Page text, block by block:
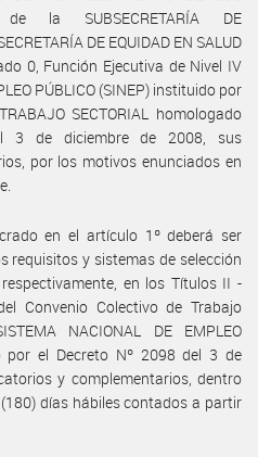
de la SUBSECRETARÍA DE
DE EQUIDAD EN SALUD
0, Función Ejecutiva de Nivel IV
PÚBLICO (SINEP) instituido por
SECTORIAL homologado
3 de diciembre de 2008, sus
por los motivos enunciados en
en el artículo 1º deberá ser
requisitos y sistemas de selección
en los Títulos II -
Convenio Colectivo de Trabajo
NACIONAL DE EMPLEO
por el Decreto Nº 2098 del 3 de
y complementarios, dentro
(180) días hábiles contados a partir